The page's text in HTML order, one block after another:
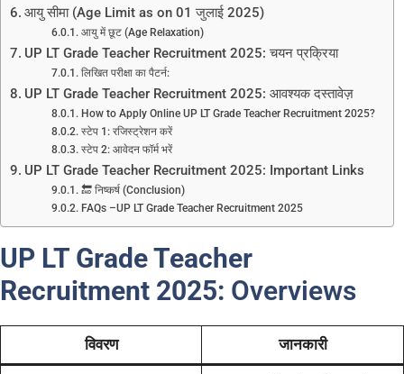
आयु सीमा (Age Limit as on 01 जुलाई 2025)
आयु में छूट (Age Relaxation)
UP LT Grade Teacher Recruitment 2025: चयन प्रक्रिया
लिखित परीक्षा का पैटर्न:
UP LT Grade Teacher Recruitment 2025: आवश्यक दस्तावेज़
How to Apply Online UP LT Grade Teacher Recruitment 2025?
स्टेप 1: रजिस्ट्रेशन करें
स्टेप 2: आवेदन फॉर्म भरें
UP LT Grade Teacher Recruitment 2025: Important Links
🔚 निष्कर्ष (Conclusion)
FAQs –UP LT Grade Teacher Recruitment 2025
UP LT Grade Teacher
Recruitment 2025: Overviews
विवरण जानकारी